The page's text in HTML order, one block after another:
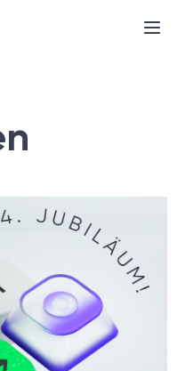
was Sie
klären wir Ihre
Ziele und legen